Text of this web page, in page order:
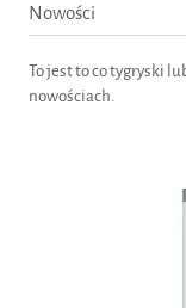
Nowości
To jest to co tygryski
nowościach.